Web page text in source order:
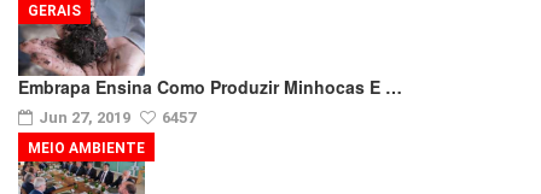
Embrapa Ensina Como Produzir Minhocas E …
Jun 27, 2019 6457
GERAIS
MEIO AMBIENTE